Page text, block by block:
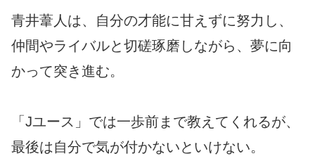
青井葦人は、自分の才能に甘えずに努力し、
仲間やライバルと切磋琢磨しながら、夢に向
かって突き進む。
「Jユース」では一歩前まで教えてくれるが、
最後は自分で気が付かないといけない。